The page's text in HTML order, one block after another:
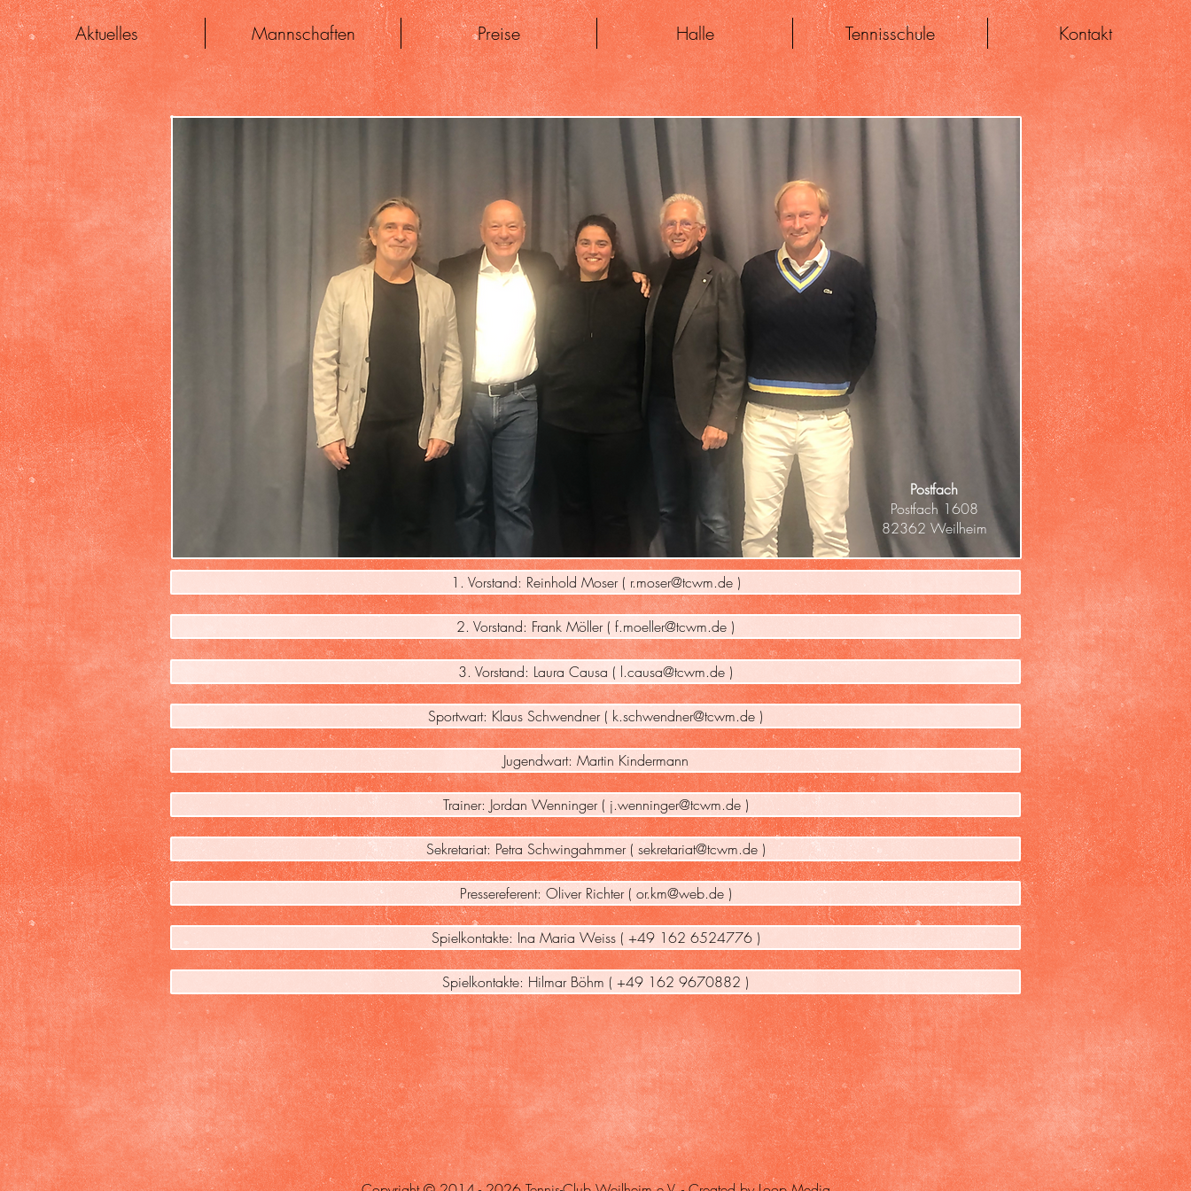
Aktuelles Mannschaften Preise Halle Tennisschule Kontakt
Postfach
Postfach 1608
82362 Weilheim
1. Vorstand: Reinhold Moser ( r.moser@tcwm.de )
2. Vorstand: Frank Möller ( f.moeller@tcwm.de )
3. Vorstand: Laura Causa ( l.causa@tcwm.de )
Sportwart: Klaus Schwendner ( k.schwendner@tcwm.de )
Jugendwart: Martin Kindermann
Trainer: Jordan Wenninger ( j.wenninger@tcwm.de )
Sekretariat: Petra Schwingahmmer ( sekretariat@tcwm.de )
Pressereferent: Oliver Richter ( or.km@web.de )
Spielkontakte: Ina Maria Weiss ( +49 162 6524776 )
Spielkontakte: Hilmar Böhm ( +49 162 9670882 )